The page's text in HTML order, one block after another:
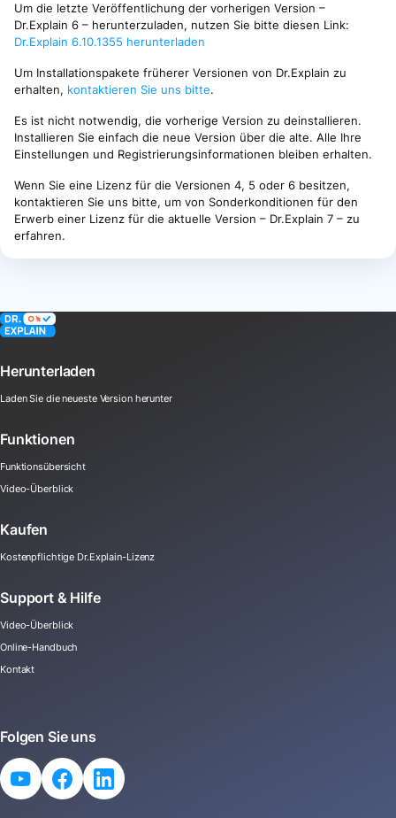
Um die letzte Veröffentlichung der vorherigen Version –
Dr.Explain 6 – herunterzuladen, nutzen Sie bitte diesen Link:
Dr.Explain 6.10.1355 herunterladen
Um Installationspakete früherer Versionen von Dr.Explain zu
erhalten, kontaktieren Sie uns bitte.
Es ist nicht notwendig, die vorherige Version zu deinstallieren.
Installieren Sie einfach die neue Version über die alte. Alle Ihre
Einstellungen und Registrierungsinformationen bleiben erhalten.
Wenn Sie eine Lizenz für die Versionen 4, 5 oder 6 besitzen,
kontaktieren Sie uns bitte, um von Sonderkonditionen für den
Erwerb einer Lizenz für die aktuelle Version – Dr.Explain 7 – zu
erfahren.
Herunterladen
Laden Sie die neueste Version herunter
Funktionen
Funktionsübersicht
Video-Überblick
Kaufen
Kostenpflichtige Dr.Explain-Lizenz
Support & Hilfe
Video-Überblick
Online-Handbuch
Kontakt
Folgen Sie uns